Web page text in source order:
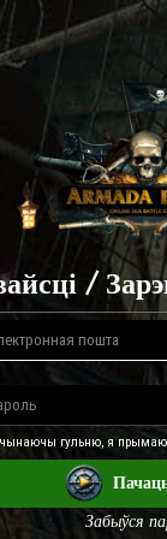
/
гульню, я прымаю
Забыўся